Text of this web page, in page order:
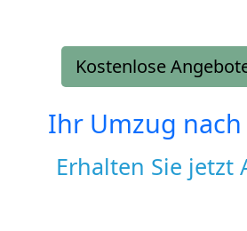
Kostenlose
Ihr Umzug nach
Erhalten Sie jetzt